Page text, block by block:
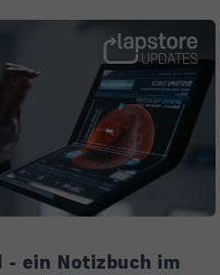
- ein Notizbuch im